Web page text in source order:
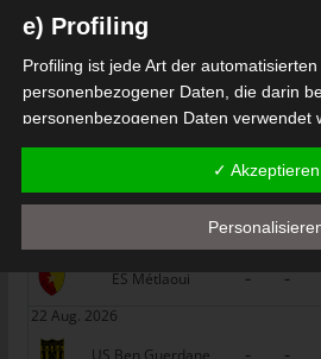
22 Aug. 2026
ES Hammam Sousse
- -
ES Tunis
- -
ES Métlaoui
- -
22 Aug. 2026
e) Profiling
Profiling ist jede Art der
personenbezogener Daten, die darin
personenbezogenen Daten verwendet
persönliche Aspekte, die sich auf eine
beziehen, zu bewerten, insbesondere,
Arbeitsleistung, wirtschaftlicher Lage,
Vorlieben, Interessen, Zuverlässigkeit,
oder Ortswechsel dieser natürlichen
vorherzusagen.
f) Pseudonymisierung
Pseudonymisierung ist die
✓ Akzeptieren